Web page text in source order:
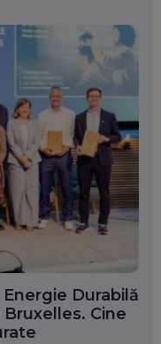
Durabilă
Cine